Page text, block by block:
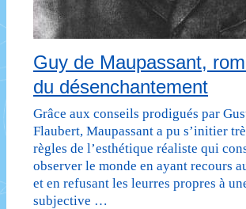
Guy de Maupassant,
du désenchantement
Grâce aux conseils prodigués par
Flaubert, Maupassant a pu s’initier
règles de l’esthétique réaliste qui
observer le monde en ayant recours
et en refusant les leurres propres à
subjective …